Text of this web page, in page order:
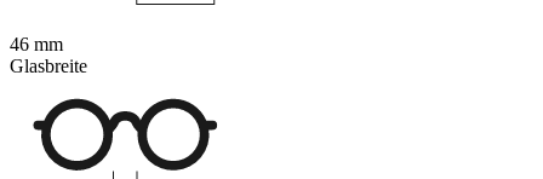
46 mm
Glasbreite